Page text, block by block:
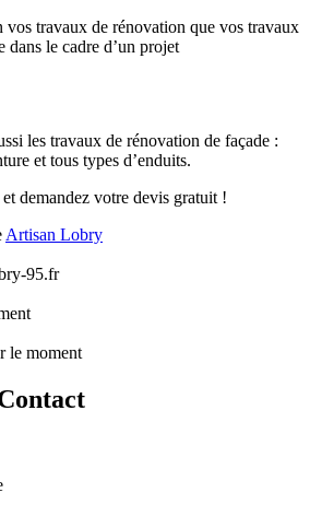
vos travaux de rénovation que vos travaux
le cadre d’un projet
les travaux de rénovation de façade :
et tous types d’enduits.
demandez votre devis gratuit !
Artisan Lobry
95.fr
le moment